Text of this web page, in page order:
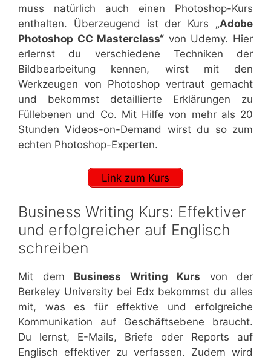
muss natürlich auch einen Photoshop-Kurs
enthalten. Überzeugend ist der Kurs „Adobe
Photoshop CC Masterclass“ von Udemy. Hier
erlernst du verschiedene Techniken der
Bildbearbeitung kennen, wirst mit den
Werkzeugen von Photoshop vertraut gemacht
und bekommst detaillierte Erklärungen zu
Füllebenen und Co. Mit Hilfe von mehr als 20
Stunden Videos-on-Demand wirst du so zum
echten Photoshop-Experten.
Link zum Kurs
Business Writing Kurs: Effektiver
und erfolgreicher auf Englisch
schreiben
Mit dem Business Writing Kurs von der
Berkeley University bei Edx bekommst du alles
mit, was es für effektive und erfolgreiche
Kommunikation auf Geschäftsebene braucht.
Du lernst, E-Mails, Briefe oder Reports auf
Englisch effektiver zu verfassen. Zudem wird